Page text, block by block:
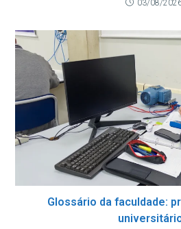
03/08/
Glossário da faculdade: